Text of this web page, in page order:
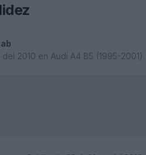
2010 en Audi A4 B5 (1995-2001)